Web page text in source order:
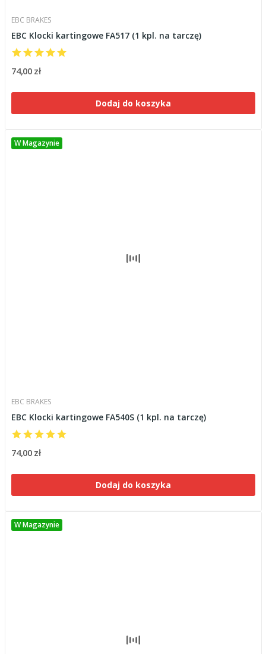
EBC BRAKES
EBC Klocki kartingowe FA517 (1 kpl. na tarczę)
74,00 zł
Dodaj do koszyka
W Magazynie
EBC BRAKES
EBC Klocki kartingowe FA540S (1 kpl. na tarczę)
74,00 zł
Dodaj do koszyka
W Magazynie